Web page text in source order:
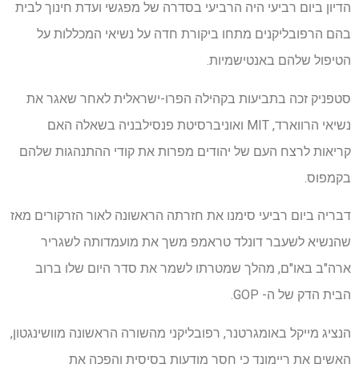
הדיון ביום רביעי היה הרביעי בסדרה של מפגשי ועדת חינוך לבית
בהם הרפובליקנים מתחו ביקורת חדה על נשיאי המכללות על
הטיפול שלהם באנטישמיות.
סטפניק זכה בתביעות בקהילה הפרו-ישראלית לאחר שאגר את
נשיאי הרווארד, MIT ואוניברסיטת פנסילבניה בשאלה האם
קריאות לרצח העם של יהודים מפרות את קודי ההתנהגות שלהם
בקמפוס.
דבריה ביום רביעי סימנו את חזרתה הראשונה לאור הזרקורים מאז
שהנשיא לשעבר דונלד טראמפ משך את מועמדותה לשגריר
ארה"ב באו"ם, מהלך שמטרתו לשמר את סדר היום שלו ברוב
הבית הדק של ה- GOP.
הנציג מייקל באומגרטנר, רפובליקני מהשורה הראשונה מוושינגטון,
האשים את ריימונד כי חסר מודעות בסיסית והפכה את